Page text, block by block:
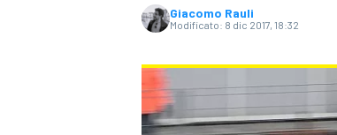
Giacomo Rauli
Modificato: 8 dic 2017, 18:32